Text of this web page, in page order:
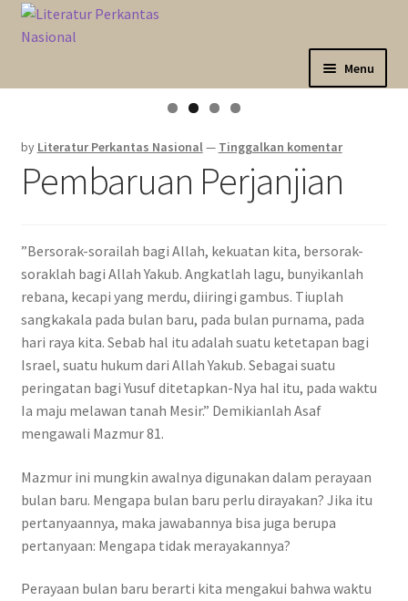
Skip
to
Langsung
ke
Menu
Sahabat Anda Bertumbuh
Kategori
menu
Marketplace
Katalog
by Literatur Perkantas Nasional— Tinggalkan komentar
Pembaruan Perjanjian
”Bersorak-sorailah bagi Allah, kekuatan kita, bersorak-
soraklah bagi Allah Yakub. Angkatlah lagu, bunyikanlah
rebana, kecapi yang merdu, diiringi gambus. Tiuplah
sangkakala pada bulan baru, pada bulan purnama, pada
hari raya kita. Sebab hal itu adalah suatu ketetapan bagi
Israel, suatu hukum dari Allah Yakub. Sebagai suatu
peringatan bagi Yusuf ditetapkan-Nya hal itu, pada waktu
Ia maju melawan tanah Mesir.” Demikianlah Asaf
mengawali Mazmur 81.
Mazmur ini mungkin awalnya digunakan dalam perayaan
bulan baru. Mengapa bulan baru perlu dirayakan? Jika itu
pertanyaannya, maka jawabannya bisa juga berupa
pertanyaan: Mengapa tidak merayakannya?
Perayaan bulan baru berarti kita mengakui bahwa waktu